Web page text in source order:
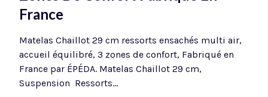
France
Matelas Chaillot 29 cm ressorts ensachés multi air,
accueil équilibré, 3 zones de confort, Fabriqué en
France par ÉPÉDA. Matelas Chaillot 29 cm,
Suspension Ressorts…